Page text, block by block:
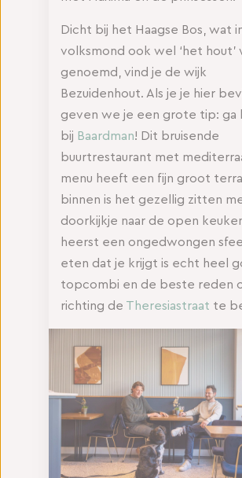
Dicht bij het Haagse Bos, wat
volksmond ook wel ‘het hout’
genoemd, vind je de wijk
Bezuidenhout. Als je je hier
geven we je een grote tip: ga
bij Baardman! Dit bruisende
buurtrestaurant met
menu heeft een fijn groot
binnen is het gezellig zitten
doorkijkje naar de open
heerst een ongedwongen
eten dat je krijgt is echt heel
topcombi en de beste reden
richting de Theresiastraat te